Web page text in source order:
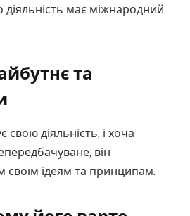
має міжнародний
та
діяльність, і хоча
він
своїм ідеям та принципам.